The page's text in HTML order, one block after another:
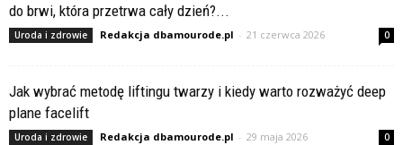
do brwi, która przetrwa cały dzień?...
Uroda i zdrowie Redakcja dbamourode.pl - 21 czerwca 2026 0
Jak wybrać metodę liftingu twarzy i kiedy warto rozważyć deep
plane facelift
Uroda i zdrowie Redakcja dbamourode.pl - 29 maja 2026 0